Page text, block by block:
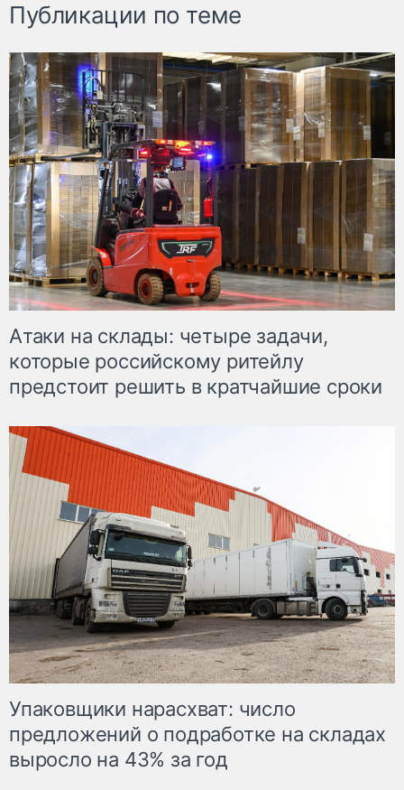
Публикации по теме
Атаки на склады: четыре задачи,
которые российскому ритейлу
предстоит решить в кратчайшие сроки
Упаковщики нарасхват: число
предложений о подработке на складах
выросло на 43% за год